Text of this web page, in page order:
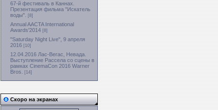
67-й фестиваль в Каннах.
Презентация фильма "Искатель
воды".
[8]
Annual AACTA International
Awards'2014 [8]
"Saturday Night Live", 9 апреля
2016 [10]
12.04.2016 Лас-Вегас, Невада.
Выступление Рассела со сцены в
рамках CinemaCon 2016 Warner
Bros.
[14]
Скоро на экранах